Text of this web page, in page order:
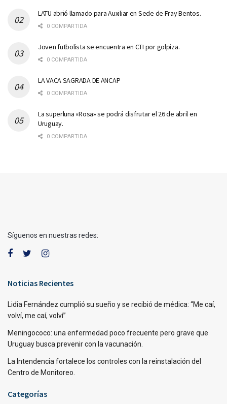
LATU abrió llamado para Auxiliar en Sede de Fray Bentos.
0 COMPARTIDA
Joven futbolista se encuentra en CTI por golpiza.
0 COMPARTIDA
LA VACA SAGRADA DE ANCAP
0 COMPARTIDA
La superluna «Rosa» se podrá disfrutar el 26 de abril en
Uruguay.
0 COMPARTIDA
Síguenos en nuestras redes:
Noticias Recientes
Lidia Fernández cumplió su sueño y se recibió de médica: “Me caí,
volví, me caí, volví”
Meningococo: una enfermedad poco frecuente pero grave que
Uruguay busca prevenir con la vacunación.
La Intendencia fortalece los controles con la reinstalación del
Centro de Monitoreo.
Categorías